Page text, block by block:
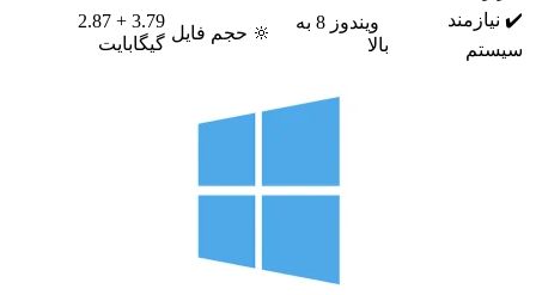
ویندوز 8 به
🔆 حجم فایل
3.79 + 2.87
گیگابایت